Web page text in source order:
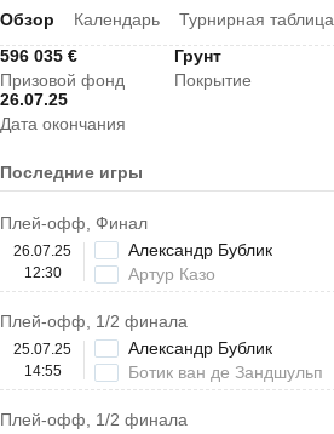
Обзор Календарь
Турнирная таблица
596 035 €
Призовой фонд
Грунт
Покрытие
26.07.25
Дата окончания
Последние игры
Плей-офф, Финал
26.07.25
12:30
Александр Бублик
Артур Казо
Плей-офф, 1/2 финала
25.07.25
14:55
Александр Бублик
Ботик ван де Зандшульп
Плей-офф, 1/2 финала